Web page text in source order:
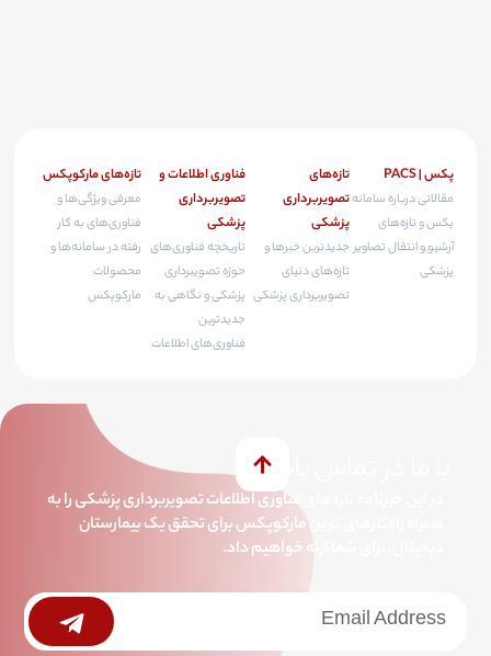
پکس | PACS
مقالاتی درباره سامانه
پکس و تازه‌های
آرشیو و انتقال تصاویر
پزشکی
تازه‌های
تصویربرداری
پزشکی
جدیدترین خبرها و
تازه‌های دنیای
تصویربرداری پزشکی
فناوری اطلاعات و
تصویربرداری
پزشکی
تاریخچه فناوری‌های
حوزه تصویبرداری
پزشکی و نگاهی به
جدیدترین
فناوری‌های اطلاعات
تازه‌های مارکوپکس
معرفی ویژگی‌ها و
فناوری‌های به کار
رفته در سامانه‌ها و
محصولات
مارکوپکس
با ما در تماس باشید!
در این خبرنامه تازه‌های فناوری اطلاعات تصویربرداری پزشکی را به
همراه راه‌کارهای نوین مارکوپکس برای تحقق یک بیمارستان
دیجیتال، برای شما ارئه خواهیم داد.
خبرنامه
جامع Submit